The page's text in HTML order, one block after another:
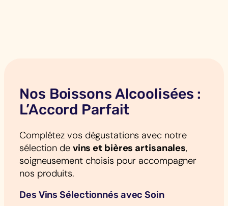
Nos Boissons Alcoolisées :
L’Accord Parfait
Complétez vos dégustations avec notre
sélection de vins et bières artisanales,
soigneusement choisis pour accompagner
nos produits.
Des Vins Sélectionnés avec Soin